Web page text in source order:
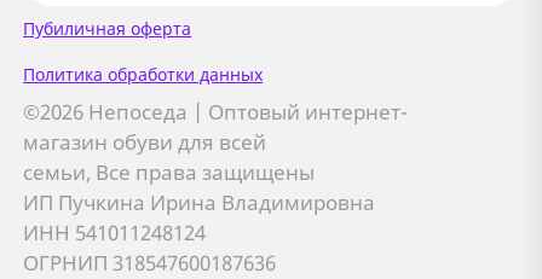
Пубиличная оферта
Политика обработки данных
©2026 Непоседа | Оптовый интернет-
магазин обуви для всей
семьи, Все права защищены
ИП Пучкина Ирина Владимировна
ИНН 541011248124
ОГРНИП 318547600187636
Сайт использует файлы Cookie
Мы используем файлы cookie и
сторонние сервисы (Yandex.Metrica и
AppMetrica) для анализа трафика,
персонализации контента и улучшения
сайта.
Подробнее см. вПолитике обработки персональных
данных